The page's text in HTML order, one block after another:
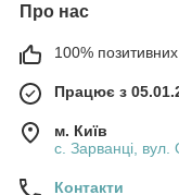
Про нас
100% позитивних
Працює з
м. Київ
с. Зарванці, вул.
Контакти